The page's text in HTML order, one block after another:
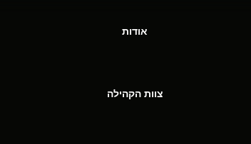
אודות
צוות הקהילה